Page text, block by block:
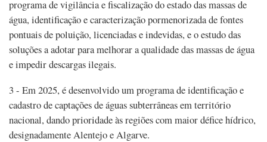
programa de vigilância e fiscalização do estado das massas de
água, identificação e caracterização pormenorizada de fontes
pontuais de poluição, licenciadas e indevidas, e o estudo das
soluções a adotar para melhorar a qualidade das massas de água
e impedir descargas ilegais.
3 - Em 2025, é desenvolvido um programa de identificação e
cadastro de captações de águas subterrâneas em território
nacional, dando prioridade às regiões com maior défice hídrico,
designadamente Alentejo e Algarve.